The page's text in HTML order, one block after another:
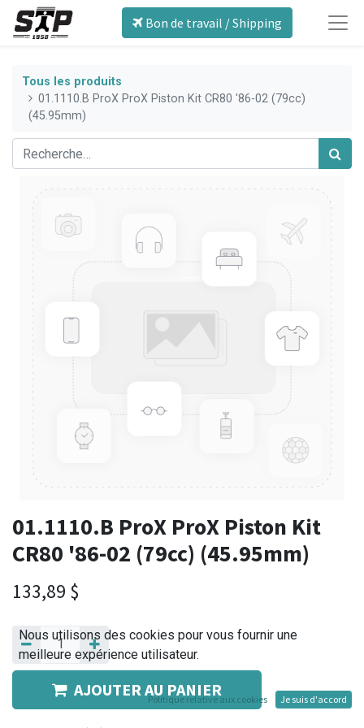
Bon de travail / Shipping
Tous les produits
01.1110.B ProX ProX Piston Kit CR80 '86-02 (79cc)
(45.95mm)
01.1110.B ProX ProX Piston Kit
CR80 '86-02 (79cc) (45.95mm)
133,89 $
AJOUTER AU PANIER
Nous utilisons des cookies pour vous fournir une
meilleure expérience utilisateur.
Politique relative aux cookies Je suis d'accord